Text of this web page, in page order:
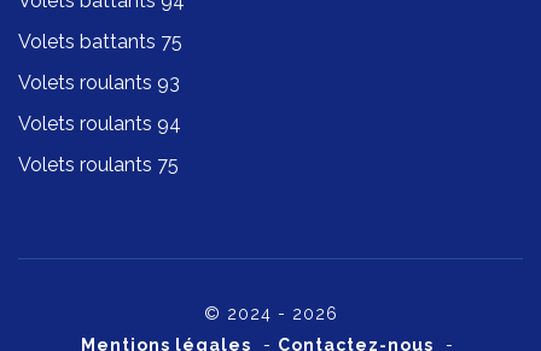
Volets battants 75
Volets roulants 93
Volets roulants 94
Volets roulants 75
© 2024 - 2026
Mentions légales - Contactez-nous -